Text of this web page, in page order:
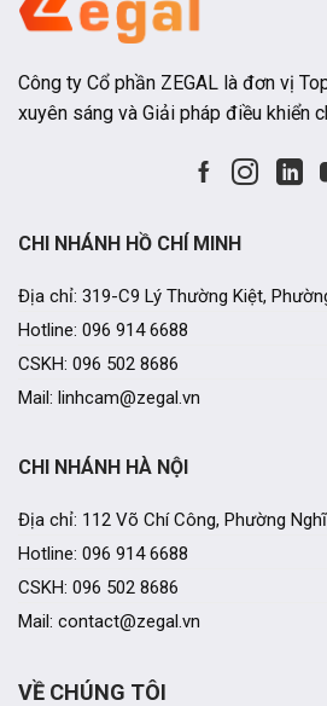
Công ty Cổ phần ZEGAL là đơn vị
xuyên sáng và Giải pháp điều khiển
VỀ CHÚNG TÔI
CHI NHÁNH HÀ NỘI
Địa chỉ: 112 Võ Chí Công, Phường
Hotline: 096 914 6688
CSKH: 096 502 8686
Mail: contact@zegal.vn
CHI NHÁNH HỒ CHÍ MINH
Địa chỉ: 319-C9 Lý Thường Kiệt,
Hotline: 096 914 6688
CSKH: 096 502 8686
Mail: linhcam@zegal.vn